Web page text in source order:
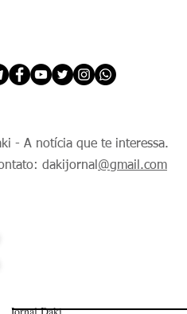
- A notícia que te interessa.
dakijornal @gmail.com